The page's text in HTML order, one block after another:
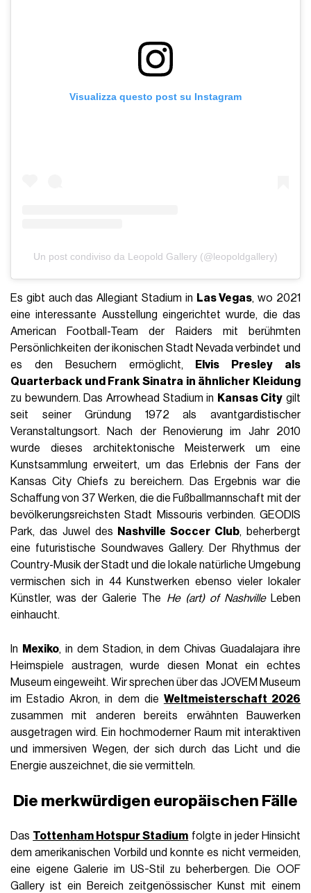
Visualizza questo post su Instagram
Un post condiviso da Leopold Gallery (@leopoldgallery)
Es gibt auch das Allegiant Stadium in Las Vegas, wo 2021
eine interessante Ausstellung eingerichtet wurde, die das
American Football-Team der Raiders mit berühmten
Persönlichkeiten der ikonischen Stadt Nevada verbindet und
es den Besuchern ermöglicht,
Elvis Presley als
Quarterback und Frank Sinatra in ähnlicher Kleidung
zu bewundern. Das Arrowhead Stadium in Kansas City gilt
seit seiner Gründung 1972 als avantgardistischer
Veranstaltungsort. Nach der Renovierung im Jahr 2010
wurde dieses architektonische Meisterwerk um eine
Kunstsammlung erweitert, um das Erlebnis der Fans der
Kansas City Chiefs zu bereichern. Das Ergebnis war die
Schaffung von 37 Werken, die die Fußballmannschaft mit der
bevölkerungsreichsten Stadt Missouris verbinden. GEODIS
Park, das Juwel des
Nashville Soccer Club, beherbergt
eine futuristische Soundwaves Gallery. Der Rhythmus der
Country-Musik der Stadt und die lokale natürliche Umgebung
vermischen sich in 44 Kunstwerken ebenso vieler lokaler
Künstler, was der Galerie The He (art) of NashvilleLeben
einhaucht.
In Mexiko, in dem Stadion, in dem Chivas Guadalajara ihre
Heimspiele austragen, wurde diesen Monat ein echtes
Museum eingeweiht. Wir sprechen über das JOVEM Museum
im Estadio Akron, in dem die Weltmeisterschaft 2026
zusammen mit anderen bereits erwähnten Bauwerken
ausgetragen wird. Ein hochmoderner Raum mit interaktiven
und immersiven Wegen, der sich durch das Licht und die
Energie auszeichnet, die sie vermitteln.
Die merkwürdigen europäischen Fälle
Das Tottenham Hotspur Stadium folgte in jeder Hinsicht
dem amerikanischen Vorbild und konnte es nicht vermeiden,
eine eigene Galerie im US-Stil zu beherbergen. Die OOF
Gallery ist ein Bereich zeitgenössischer Kunst mit einem